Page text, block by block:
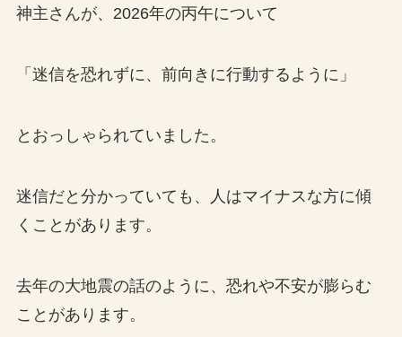
神主さんが、2026年の丙午について
「迷信を恐れずに、前向きに行動するように」
とおっしゃられていました。
迷信だと分かっていても、人はマイナスな方に傾
くことがあります。
去年の大地震の話のように、恐れや不安が膨らむ
ことがあります。